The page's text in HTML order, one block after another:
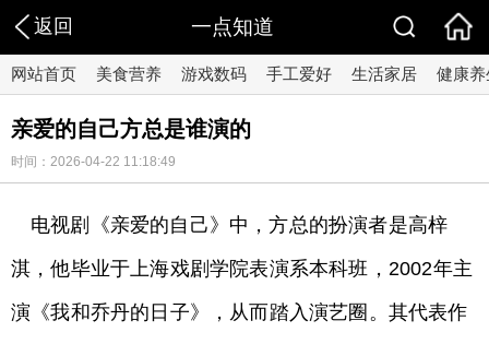
返回 一点知道
网站首页 美食营养 游戏数码 手工爱好 生活家居 健康养
亲爱的自己方总是谁演的
时间：2026-04-22 11:18:49
电视剧《亲爱的自己》中，方总的扮演者是高梓
淇，他毕业于上海戏剧学院表演系本科班，2002年主
演《我和乔丹的日子》，从而踏入演艺圈。其代表作